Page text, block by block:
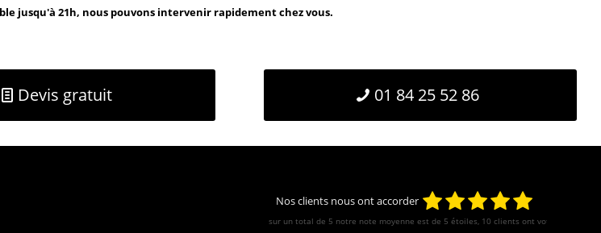
jusqu'à 21h, nous pouvons intervenir rapidement chez vous.
Devis gratuit 01 84 25 52 86
Nos clients nous ont accorder
sur un total de 5 notre note moyenne est de 5 étoiles, 10 clients ont votés